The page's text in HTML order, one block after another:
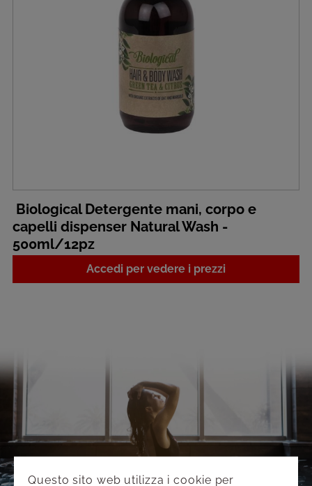
Biological Detergente mani, corpo e
capelli dispenser Natural Wash -
500ml/12pz
Accedi per vedere i prezzi
Questo sito web utilizza i cookie per